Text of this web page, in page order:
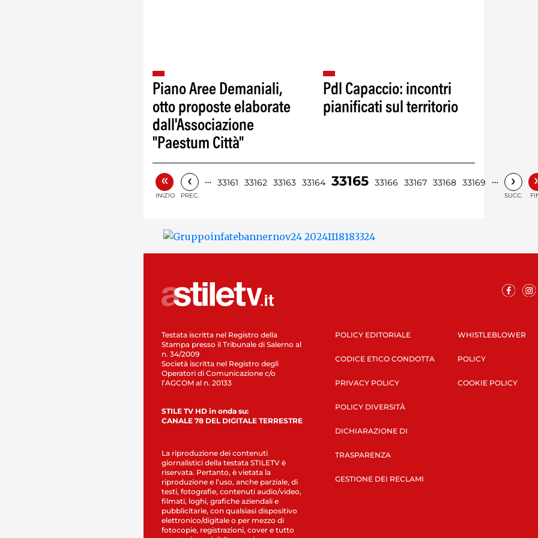
Piano Aree Demaniali,
otto proposte elaborate
dall'Associazione
"Paestum Città"
Pdl Capaccio: incontri
pianificati sul territorio
«
INIZIO
‹
PREC.
… 33161 33162 33163 33164 33165 33166 33167 33168 33169 … ›
SUCC.
Testata iscritta nel Registro della
Stampa presso il Tribunale di Salerno al
n. 34/2009
Società iscritta nel Registro degli
Operatori di Comunicazione c/o
l’AGCOM al n. 20133
STILE TV HD in onda su:
CANALE 78 DEL DIGITALE TERRESTRE
La riproduzione dei contenuti
giornalistici della testata STILETV è
riservata. Pertanto, è vietata la
riproduzione e l’uso, anche parziale, di
testi, fotografie, contenuti audio/video,
filmati, loghi, grafiche aziendali e
pubblicitarie, con qualsiasi dispositivo
elettronico/digitale o per mezzo di
fotocopie, registrazioni, cover e tutto
POLICY EDITORIALE
CODICE ETICO CONDOTTA
PRIVACY POLICY
POLICY DIVERSITÀ
DICHIARAZIONE DI
TRASPARENZA
GESTIONE DEI RECLAMI
WHISTLEBLOWER
POLICY
COOKIE POLICY